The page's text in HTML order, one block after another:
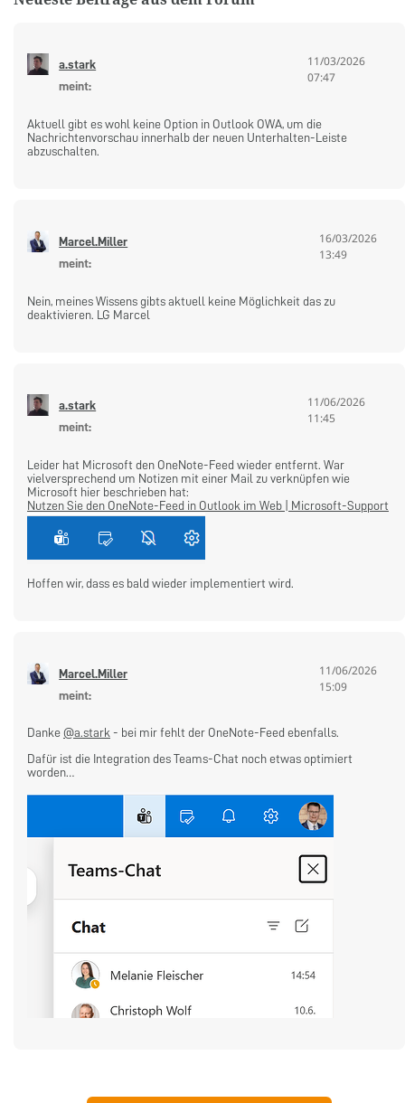
a.stark
says:
11/03/2026
07:47
Aktuell gibt es wohl keine Option in Outlook OWA, um die
Nachrichtenvorschau innerhalb der neuen Unterhalten-Leiste
abzuschalten.
Marcel.Miller
says:
16/03/2026
13:49
Nein, meines Wissens gibts aktuell keine Möglichkeit das zu
deaktivieren. LG Marcel
a.stark
says:
11/06/2026
11:45
Leider hat Microsoft den OneNote-Feed wieder entfernt. War
vielversprechend um Notizen mit einer Mail zu verknüpfen wie
Microsoft hier beschrieben hat:
Nutzen Sie den OneNote-Feed in Outlook im Web | Microsoft-Support
Hoffen wir, dass es bald wieder implementiert wird.
Marcel.Miller
says:
11/06/2026
15:09
Danke @a.stark - bei mir fehlt der OneNote-Feed ebenfalls.
Dafür ist die Integration des Teams-Chat noch etwas optimiert
worden…